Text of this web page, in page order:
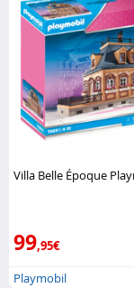
Villa Belle Époque
99,95€
Playmobil